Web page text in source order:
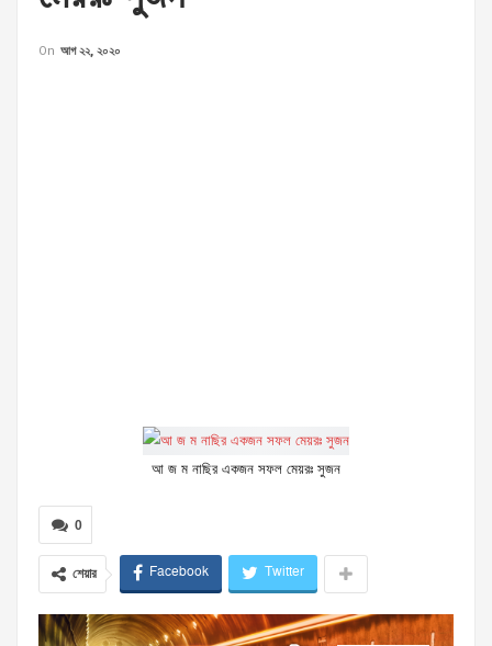
On আগ ২২, ২০২০
আ জ ম নাছির একজন সফল মেয়রঃ সুজন
0
শেয়ার Facebook Twitter